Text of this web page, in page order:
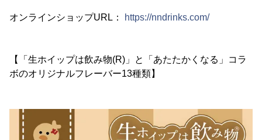
オンラインショップURL： https://nndrinks.com/
【「生ホイップは飲み物(R)」と「あたたかくなる」コラ
ボのオリジナルフレーバー13種類】